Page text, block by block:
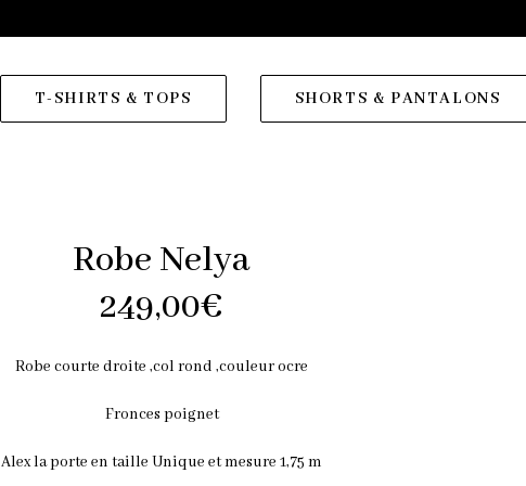
T-SHIRTS & TOPS SHORTS & PANTALONS
Robe Nelya
249,00€
Robe courte droite ,col rond ,couleur ocre
Fronces poignet
Alex la porte en taille Unique et mesure 1,75 m